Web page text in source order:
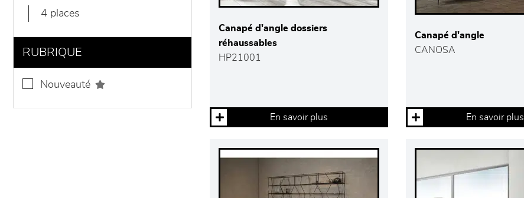
4 places
RUBRIQUE
nouveauté
Canapé d'angle dossiers
réhaussables
HP21001
En savoir plus
Canapé d'angle
CANOSA
En savoir plus